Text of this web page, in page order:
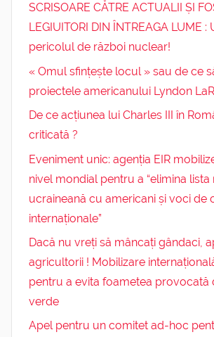
SCRISOARE CĂTRE ACTUALII ȘI
LEGIUITORI DIN ÎNTREAGA LUME
pericolul de război nuclear!
« Omul sfințește locul » sau de ce
proiectele americanului Lyndon
De ce acțiunea lui Charles III în
criticată ?
Eveniment unic: agenția EIR
nivel mondial pentru a “elimina lista
ucraineană cu americani și voci de
internaționale”
Dacă nu vreți să mâncați gândaci,
agricultorii ! Mobilizare
pentru a evita foametea provocată
verde
Apel pentru un comitet ad-hoc